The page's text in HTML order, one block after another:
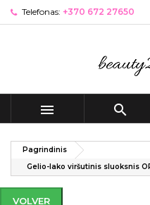
Telefonas: +370 672 27650
 
Pagrindinis
Gelio-lako viršutinis sluoksnis
VOLVER